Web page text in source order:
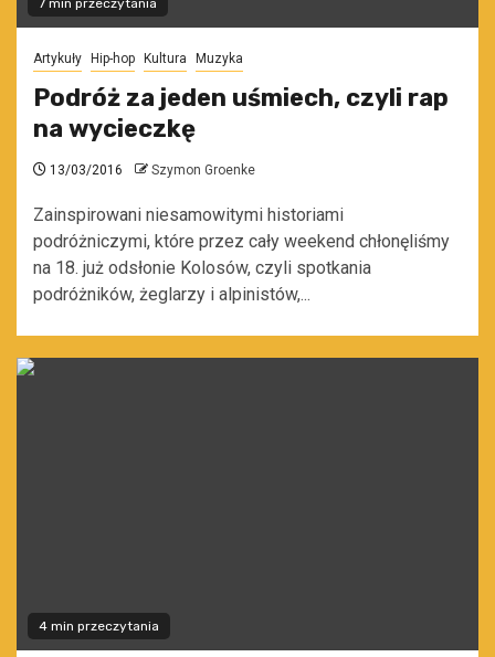
7 min przeczytania
Artykuły Hip-hop Kultura Muzyka
Podróż za jeden uśmiech, czyli rap
na wycieczkę
13/03/2016 Szymon Groenke
Zainspirowani niesamowitymi historiami
podróżniczymi, które przez cały weekend chłonęliśmy
na 18. już odsłonie Kolosów, czyli spotkania
podróżników, żeglarzy i alpinistów,...
4 min przeczytania